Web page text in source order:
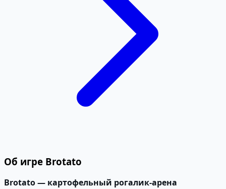
Об игре Brotato
Brotato — картофельный рогалик-арена